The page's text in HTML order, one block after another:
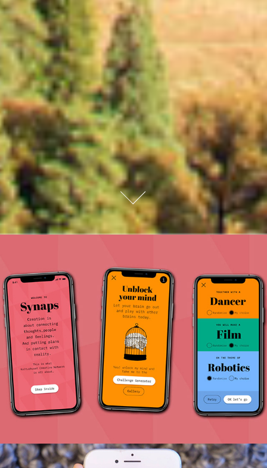
Kulturhuset Stockholm
2020